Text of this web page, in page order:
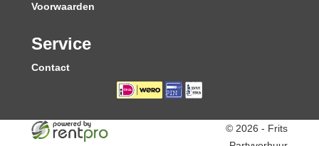
Voorwaarden
Service
Contact
© 2026 - Frits